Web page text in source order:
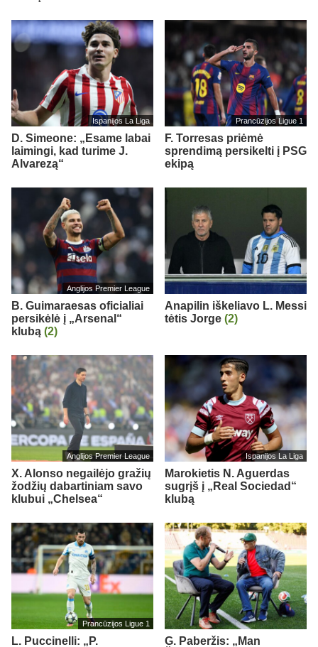
Ispanijos La Liga
D. Simeone: „Esame labai
laimingi, kad turime J.
Alvarezą“
Prancūzijos Ligue 1
F. Torresas priėmė
sprendimą persikelti į PSG
ekipą
Anglijos Premier League
B. Guimaraesas oficialiai
persikėlė į „Arsenal“
klubą (2)
Anapilin iškeliavo L. Messi
tėtis Jorge (2)
Anglijos Premier League
X. Alonso negailėjo gražių
žodžių dabartiniam savo
klubui „Chelsea“
Ispanijos La Liga
Marokietis N. Aguerdas
sugrįš į „Real Sociedad“
klubą
Prancūzijos Ligue 1
L. Puccinelli: „P.
G. Paberžis: „Man